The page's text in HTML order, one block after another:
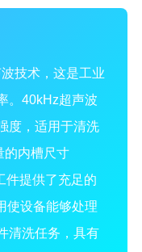
技术，这是工业
。40kHz超声波
度，适用于清洗
的内槽尺寸
件提供了充足的
使设备能够处理
清洗任务，具有